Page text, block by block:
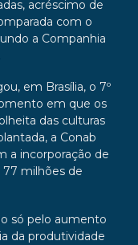
acréscimo de
com o
a Companhia
em Brasília, o 7º
em que os
das culturas
a Conab
a incorporação de
77 milhões de
só pelo aumento
da produtividade